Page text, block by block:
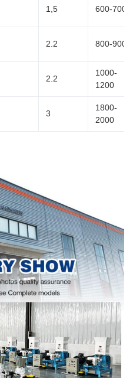
1,5 600-700
2.2 800-900
2.2
1000-
1200
3
1800-
2000